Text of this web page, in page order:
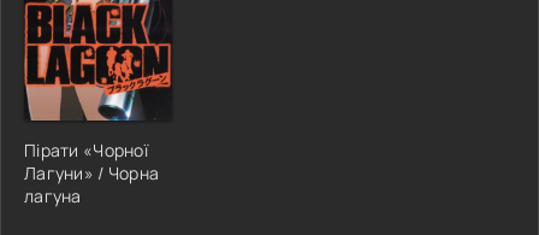
Пірати «Чорної
Лагуни» / Чорна
лагуна